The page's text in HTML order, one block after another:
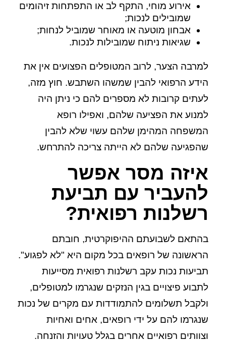
אירוע מוחי, התקף לב או התפתחות זיהומים
שמובילים לנכות;
אבחון מוטעה או מאוחר שמוביל לנחות;
שגיאות ניתוח שמובילות לנכות.
למרבה הצער, לרוב המטופלים הפצועים אין את
הידע הרפואי להבין שמשהו השתבש. חוץ מזה,
לעתים קרובות לא מספרים להם כי ניתן היה
למנוע את הפציעה שלהם, ואפילו רופא
המשפחה המהימן שלהם עשוי שלא להבין
שהפגיעה שלהם לא הייתה צריכה להתרחש.
איזה מסר אפשר
להעביר עם תביעת
רשלנות רפואית?
בהתאם לשבועתם ההיפוקרטית, חובתם
הראשונה של רופאים בכל מקום היא "לא לפגוע".
תביעות נכות עקב רשלנות רפואית מסייעות
לתבוע פיצויים בגין הנזקים שנגרמו למטופלים,
ולקבל תשלומים להתמודדות עם מקרים של נכות
שנגרמו להם על ידי רופאים, אחים ואחיות
וצוותים רפואיים אחרים בגלל טעויות והזנחה.